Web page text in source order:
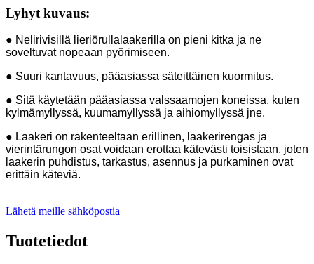
Lyhyt kuvaus:
● Nelirivisillä lieriörullalaakerilla on pieni kitka ja ne
soveltuvat nopeaan pyörimiseen.
● Suuri kantavuus, pääasiassa säteittäinen kuormitus.
● Sitä käytetään pääasiassa valssaamojen koneissa, kuten
kylmämyllyssä, kuumamyllyssä ja aihiomyllyssä jne.
● Laakeri on rakenteeltaan erillinen, laakerirengas ja
vierintärungon osat voidaan erottaa kätevästi toisistaan, joten
laakerin puhdistus, tarkastus, asennus ja purkaminen ovat
erittäin käteviä.
Lähetä meille sähköpostia
Tuotetiedot